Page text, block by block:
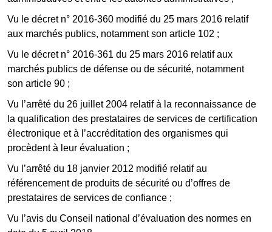
Vu le décret n° 2016-360 modifié du 25 mars 2016 relatif
aux marchés publics, notamment son article 102 ;
Vu le décret n° 2016-361 du 25 mars 2016 relatif aux
marchés publics de défense ou de sécurité, notamment
son article 90 ;
Vu l’arrêté du 26 juillet 2004 relatif à la reconnaissance de
la qualification des prestataires de services de certification
électronique et à l’accréditation des organismes qui
procèdent à leur évaluation ;
Vu l’arrêté du 18 janvier 2012 modifié relatif au
référencement de produits de sécurité ou d’offres de
prestataires de services de confiance ;
Vu l’avis du Conseil national d’évaluation des normes en